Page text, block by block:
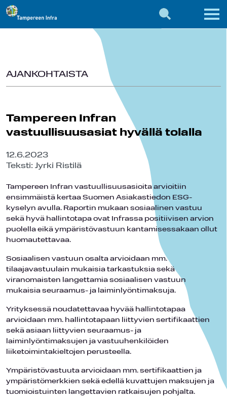
AJANKOHTAISTA
Tampereen Infran
vastuullisuusasiat hyvällä tolalla
12.6.2023
Teksti: Jyrki Ristilä
Tampereen Infran vastuullisuusasioita arvioitiin
ensimmäistä kertaa Suomen Asiakastiedon ESG-
kyselyn avulla. Raportin mukaan sosiaalinen vastuu
sekä hyvä hallintotapa ovat Infrassa positiivisen arvion
puolella eikä ympäristövastuun kantamisessakaan ollut
huomautettavaa.
Sosiaalisen vastuun osalta arvioidaan mm.
tilaajavastuulain mukaisia tarkastuksia sekä
viranomaisten langettamia sosiaalisen vastuun
mukaisia seuraamus- ja laiminlyöntimaksuja.
Yrityksessä noudatettavaa hyvää hallintotapaa
arvioidaan mm. hallintotapaan liittyvien sertifikaattien
sekä asiaan liittyvien seuraamus- ja
laiminlyöntimaksujen ja vastuuhenkilöiden
liiketoimintakieltojen perusteella.
Ympäristövastuuta arvioidaan mm. sertifikaattien ja
ympäristömerkkien sekä edellä kuvattujen maksujen ja
tuomioistuinten langettavien ratkaisujen pohjalta.